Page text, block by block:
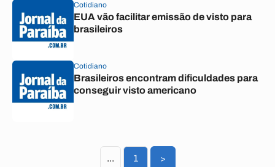
Cotidiano
EUA vão facilitar emissão de visto para
brasileiros
Cotidiano
Brasileiros encontram dificuldades para
conseguir visto americano
... 1 >